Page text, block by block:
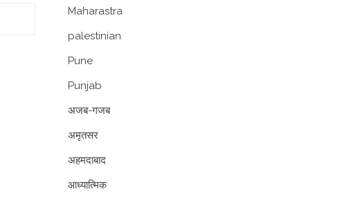
Maharastra
palestinian
Pune
Punjab
अजब-गजब
अमृतसर
अहमदाबाद
आध्यात्मिक